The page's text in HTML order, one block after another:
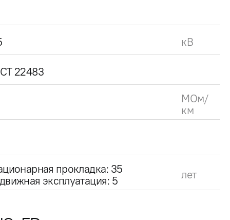
кВ
22483
МОм/
км
прокладка: 35
эксплуатация: 5
лет